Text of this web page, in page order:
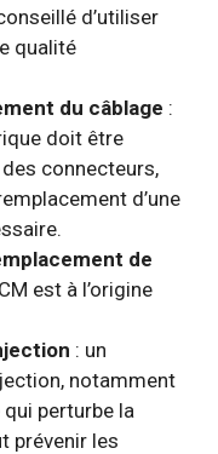
d’utiliser
qualité
du câblage :
doit être
connecteurs,
d’une
de
est à l’origine
: un
notamment
perturbe la
prévenir les